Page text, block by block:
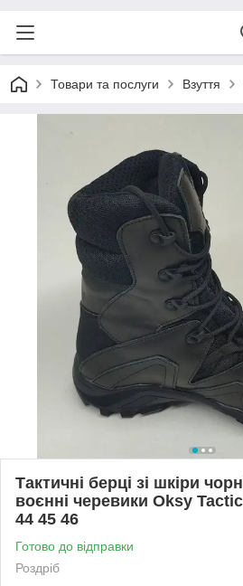
Товари та послуги Взуття
Тактичні берці зі шкіри
воєнні черевики Oksy
44 45 46
Готово до відправки
Роздріб